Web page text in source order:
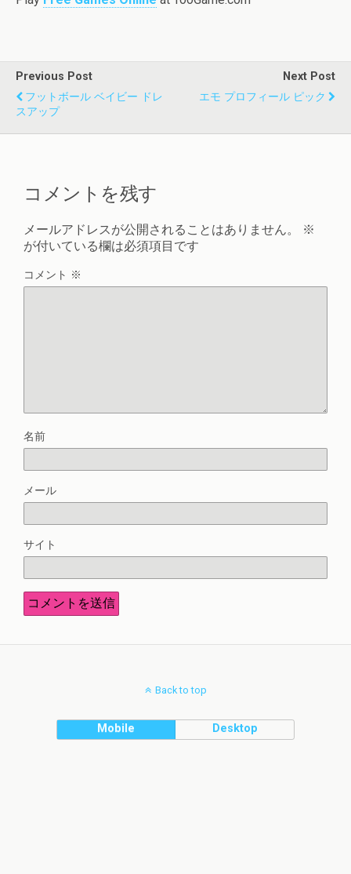
Previous Post
フットボール ベイビー ドレ
スアップ
Next Post
エモ プロフィール ピック
コメントを残す
メールアドレスが公開されることはありません。
※
が付いている欄は必須項目です
コメント ※
名前
メール
サイト
Back to top
Mobile Desktop